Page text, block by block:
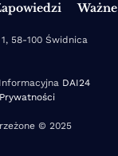
Ważne
58-100 Świdnica
DAI24
© 2025